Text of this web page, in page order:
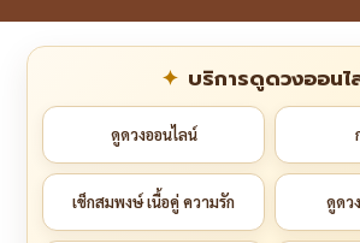
บริการดูดวงออนไ
ดูดวงออนไลน์
เช็กสมพงษ์ เนื้อคู่ ความรัก ดูดว